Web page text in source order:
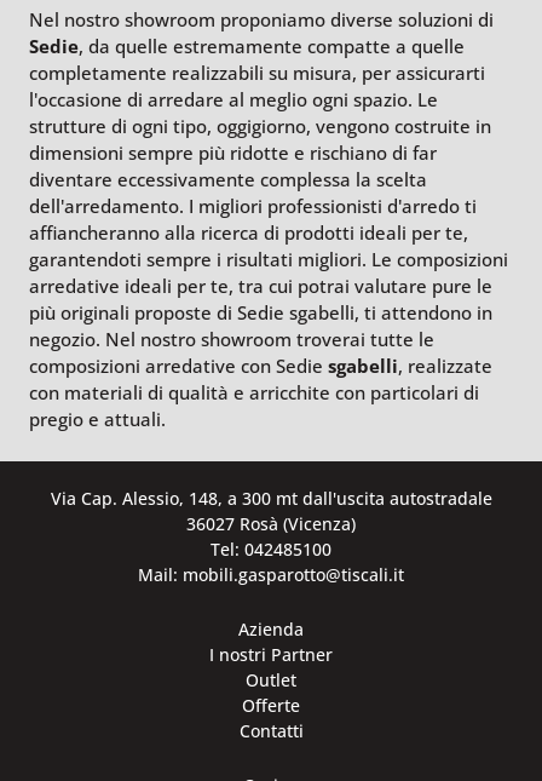
Nel nostro showroom proponiamo diverse soluzioni di
Sedie, da quelle estremamente compatte a quelle
completamente realizzabili su misura, per assicurarti
l'occasione di arredare al meglio ogni spazio. Le
strutture di ogni tipo, oggigiorno, vengono costruite in
dimensioni sempre più ridotte e rischiano di far
diventare eccessivamente complessa la scelta
dell'arredamento. I migliori professionisti d'arredo ti
affiancheranno alla ricerca di prodotti ideali per te,
garantendoti sempre i risultati migliori. Le composizioni
arredative ideali per te, tra cui potrai valutare pure le
più originali proposte di Sedie sgabelli, ti attendono in
negozio. Nel nostro showroom troverai tutte le
composizioni arredative con Sedie sgabelli, realizzate
con materiali di qualità e arricchite con particolari di
pregio e attuali.
Via Cap. Alessio, 148, a 300 mt dall'uscita autostradale
36027 Rosà (Vicenza)
Tel: 042485100
Mail: mobili.gasparotto@tiscali.it
Azienda
I nostri Partner
Outlet
Offerte
Contatti